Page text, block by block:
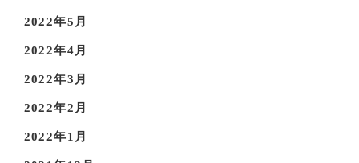
2022年5月
2022年4月
2022年3月
2022年2月
2022年1月